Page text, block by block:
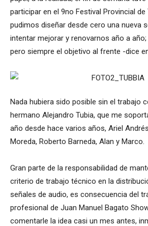
participar en el 9no Festival Provincial
pudimos diseñar desde cero una nueva
intentar mejorar y renovarnos año a año;
pero siempre el objetivo al frente -dice
Nada hubiera sido posible sin el trabajo
hermano Alejandro Tubia, que me
año desde hace varios años, Ariel
Moreda, Roberto Barneda, Alan y Marco.
Gran parte de la responsabilidad de
criterio de trabajo técnico en la
señales de audio, es consecuencia del
profesional de Juan Manuel Bagato
comentarle la idea casi un mes antes,